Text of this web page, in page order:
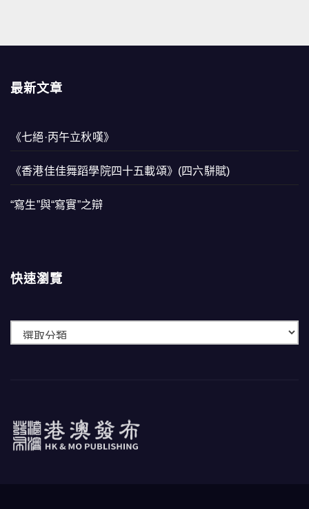
最新文章
《七絕·丙午立秋嘆》
《香港佳佳舞蹈學院四十五載頌》(四六駢賦)
“寫生”與“寫實”之辯
快速瀏覽